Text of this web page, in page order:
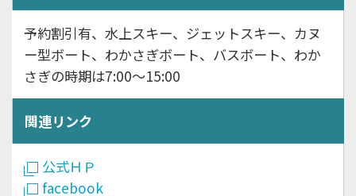
予約割引有、水上スキー、ジェットスキー、カヌ
ー型ボート、わかさぎボート、バスボート、わか
さぎの時期は7:00～15:00
関連リンク
公式ＨＰ
facebook